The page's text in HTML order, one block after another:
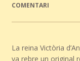
COMENTARI
La reina Victòria
va rebre un original